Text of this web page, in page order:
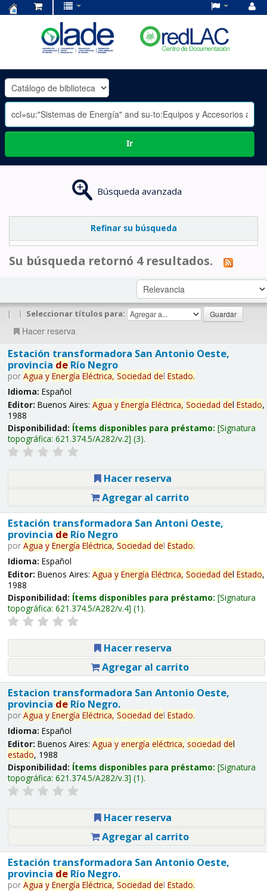
OLADE
-
Ir
Búsqueda avanzada
Refinar su búsqueda
Su búsqueda retornó 4 resultados.
| | Seleccionar títulos para:
Hacer reserva
Estación transformadora San Antonio Oeste,
provincia deRío Negro
por Agua y Energía Eléctrica, Sociedad del Estado.
Idioma: Español
Editor: Buenos Aires: Agua y Energía Eléctrica, Sociedad del Estado,
1988
Disponibilidad: Ítems disponibles para préstamo: Signatura
topográfica: 621.374.5/A282/v.2 (3).
Hacer reserva
Agregar al carrito
Estación transformadora San Antoni Oeste,
provincia deRío Negro
por Agua y Energía Eléctrica, Sociedad del Estado.
Idioma: Español
Editor: Buenos Aires: Agua y Energía Eléctrica, Sociedad del Estado,
1988
Disponibilidad: Ítems disponibles para préstamo: Signatura
topográfica: 621.374.5/A282/v.4 (1).
Hacer reserva
Agregar al carrito
Estacion transformadora San Antonio Oeste,
provincia deRío Negro.
por Agua y Energía Eléctrica, Sociedad del Estado.
Idioma: Español
Editor: Buenos Aires: Agua y energía eléctrica, sociedad del
estado, 1988
Disponibilidad: Ítems disponibles para préstamo: Signatura
topográfica: 621.374.5/A282/v.3 (1).
Hacer reserva
Agregar al carrito
Estación transformadora San Antonio Oeste,
provincia deRío Negro.
por Agua y Energía Eléctrica, Sociedad del Estado.